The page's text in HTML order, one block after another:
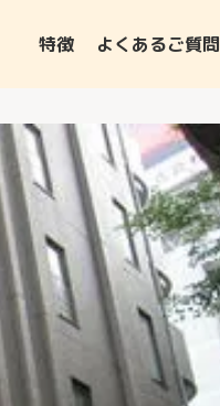
特徴 よくあるご質問